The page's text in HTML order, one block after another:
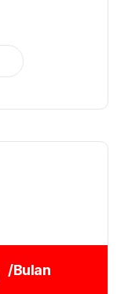
/Bulan